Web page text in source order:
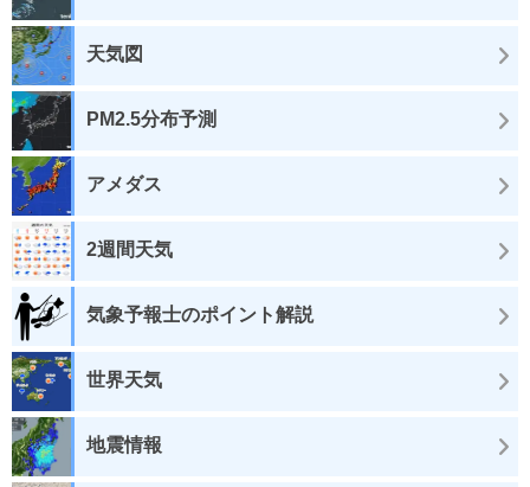
天気図
PM2.5分布予測
アメダス
2週間天気
気象予報士のポイント解説
世界天気
地震情報